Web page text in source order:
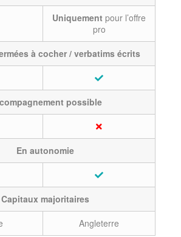
Uniquement pour l’offre
pro
à cocher / verbatims écrits
possible
En autonomie
Capitaux majoritaires
Angleterre